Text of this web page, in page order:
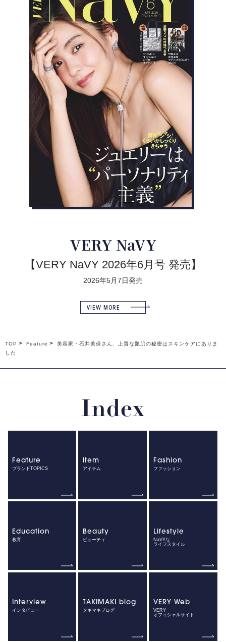
VERY NaVY
【VERY NaVY 2026年6月号 発売】
2026年5月7日発売
VIEW MORE
TOP Feature
美容家・石井美保さん、上質な艶肌の秘密はスキンケアにありま
した
Index
Feature
ブランドTOPICS
Item
アイテム
Fashion
ファッション
Education
教育
Beauty
ビューティ
Lifestyle
NaVYな
ライフスタイル
Interview
インタビュー
TAKIMAKI blog
タキマキブログ
VERY Web
VERY
オフィシャルサイト